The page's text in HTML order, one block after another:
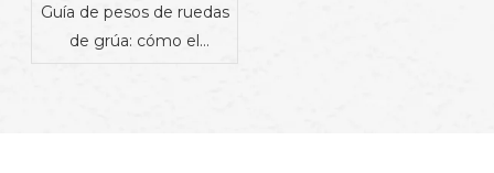
Guía de pesos de ruedas
de grúa: cómo el